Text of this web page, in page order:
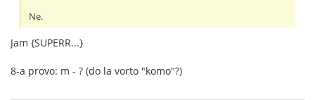
Ne.
Jam {SUPERR...}
8-a provo: m - ? (do la vorto "komo"?)